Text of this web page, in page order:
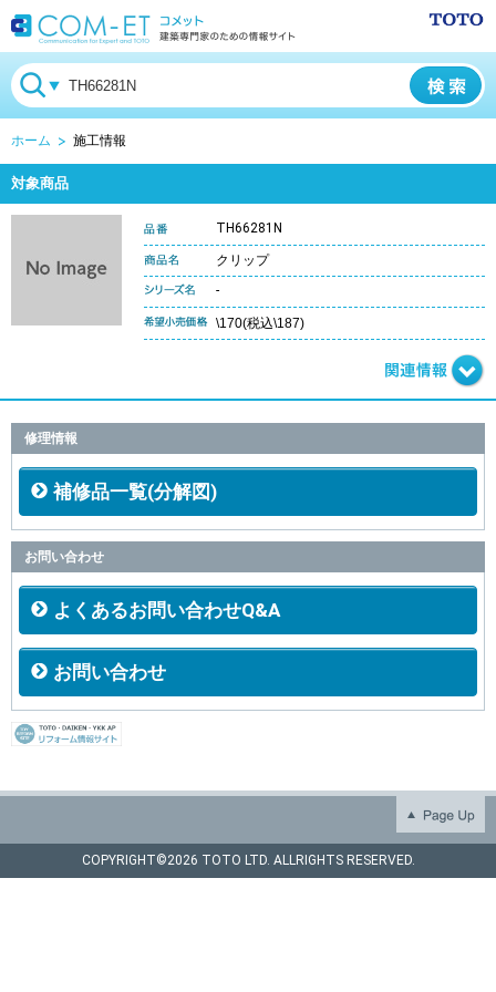
ホーム 施工情報
対象商品
TH66281N
クリップ
-
\170(税込\187)
修理情報
補修品一覧(分解図)
お問い合わせ
よくあるお問い合わせQ&A
お問い合わせ
COPYRIGHT©2026 TOTO LTD. ALLRIGHTS RESERVED.